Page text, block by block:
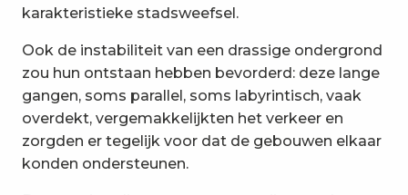
karakteristieke stadsweefsel.
Ook de instabiliteit van een drassige ondergrond
zou hun ontstaan hebben bevorderd: deze lange
gangen, soms parallel, soms labyrintisch, vaak
overdekt, vergemakkelijkten het verkeer en
zorgden er tegelijk voor dat de gebouwen elkaar
konden ondersteunen.